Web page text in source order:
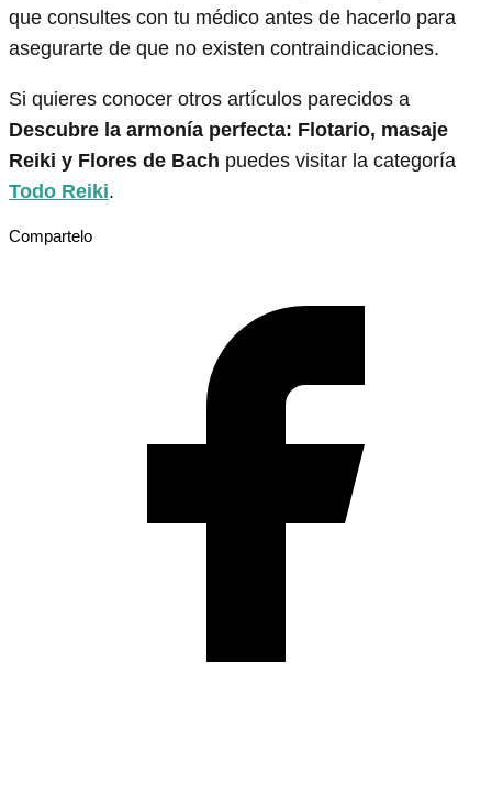
que consultes con tu médico antes de hacerlo para
asegurarte de que no existen contraindicaciones.
Si quieres conocer otros artículos parecidos a
Descubre la armonía perfecta: Flotario, masaje
Reiki y Flores de Bach puedes visitar la categoría
Todo Reiki.
Compartelo